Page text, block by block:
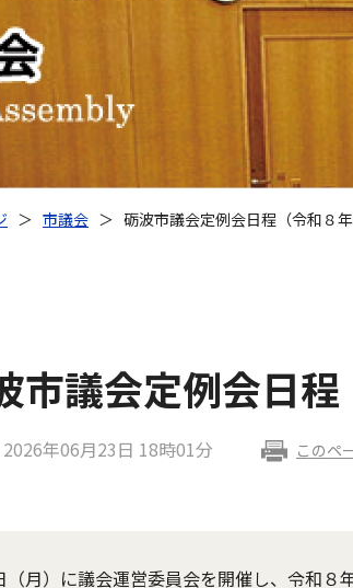
＞ 市議会 ＞ 砺波市議会定例会日程（令和８年
市議会定例会日程
年06月23日 18時01分 このペ
（月）に議会運営委員会を開催し、令和